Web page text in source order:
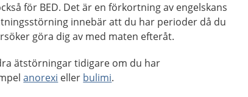
för BED. Det är en förkortning av engelskans
innebär att du har perioder då du
göra dig av med maten efteråt.
ätstörningar tidigare om du har
anorexi eller bulimi.